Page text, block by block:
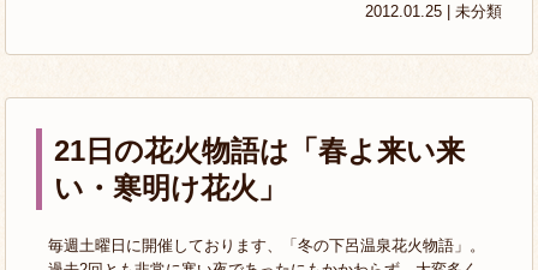
2012.01.25 | 未分類
21日の花火物語は「春よ来い来
い・寒明け花火」
毎週土曜日に開催しております、「冬の下呂温泉花火物語」。